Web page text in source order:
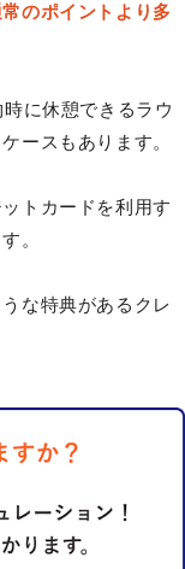
のポイントより多
に休憩できるラウ
ースもあります。
トカードを利用す
。
な特典があるクレ